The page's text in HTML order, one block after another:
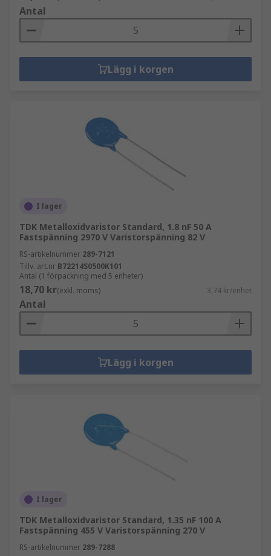
Antal
Lägg i korgen
I lager
TDK Metalloxidvaristor Standard, 1.8 nF 50 A
Fastspänning 2970 V Varistorspänning 82 V
RS-artikelnummer 289-7121
Tillv. art.nr B72214S0500K101
Antal (1 förpackning med 5 enheter)
18,70 kr(exkl. moms) 3,74 kr/enhet
Antal
Lägg i korgen
I lager
TDK Metalloxidvaristor Standard, 1.35 nF 100 A
Fastspänning 455 V Varistorspänning 270 V
RS-artikelnummer 289-7288